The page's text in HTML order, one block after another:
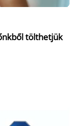
tölthetjük